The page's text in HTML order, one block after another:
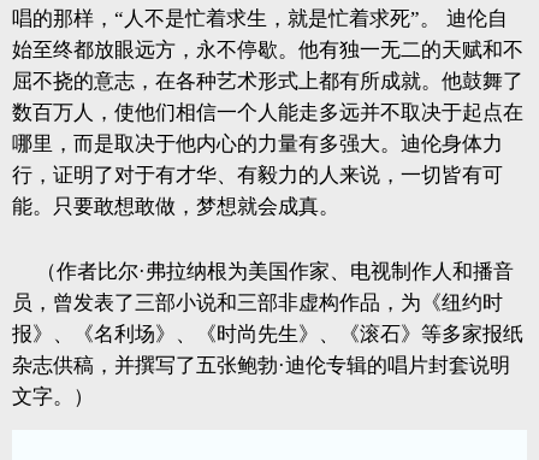
唱的那样，“人不是忙着求生，就是忙着求死”。
迪伦自
始至终都放眼远方，永不停歇。他有独一无二的天赋和不
屈不挠的意志，在各种艺术形式上都有所成就。他鼓舞了
数百万人，使他们相信一个人能走多远并不取决于起点在
哪里，而是取决于他内心的力量有多强大。迪伦身体力
行，证明了对于有才华、有毅力的人来说，一切皆有可
能。只要敢想敢做，梦想就会成真。
（作者比尔·弗拉纳根为美国作家、电视制作人和播音
员，曾发表了三部小说和三部非虚构作品，为《纽约时
报》、《名利场》、《时尚先生》、《滚石》等多家报纸
杂志供稿，并撰写了五张鲍勃·迪伦专辑的唱片封套说明
文字。）